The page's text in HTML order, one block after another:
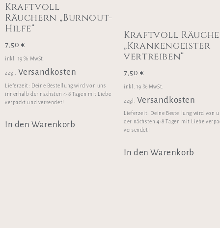
Kraftvoll
Räuchern „Burnout-
Hilfe“
7,50 €
inkl. 19 % MwSt.
zzgl. Versandkosten
Lieferzeit: Deine Bestellung wird von uns
innerhalb der nächsten 4-8 Tagen mit Liebe
verpackt und versendet!
In den Warenkorb
Kraftvoll
„Krankengeister
vertreiben“
7,50€
inkl. 19 % MwSt.
zzgl. Versandkosten
Lieferzeit: Deine Bestellung wird von
der nächsten 4-8 Tagen mit Liebe
versendet!
In den Warenkorb